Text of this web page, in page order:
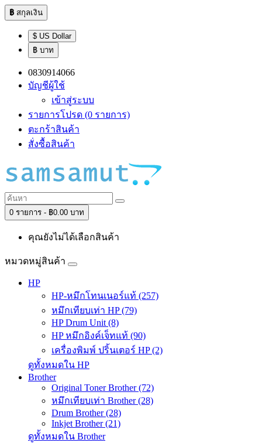
฿ สกุลเงิน
$ US Dollar
฿ บาท
0830914066
บัญชีผู้ใช้
เข้าสู่ระบบ
รายการโปรด (0 รายการ)
ตะกร้าสินค้า
สั่งซื้อสินค้า
0 รายการ - ฿0.00 บาท
คุณยังไม่ได้เลือกสินค้า
หมวดหมู่สินค้า
HP
HP-หมึกโทนเนอร์แท้ (257)
หมึกเทียบเท่า HP (79)
HP Drum Unit (8)
HP หมึกอิงค์เจ็ทแท้ (90)
เครื่องพิมพ์ ปริ้นเตอร์ HP (2)
ดูทั้งหมดใน HP
Brother
Original Toner Brother (72)
หมึกเทียบเท่า Brother (28)
Drum Brother (28)
Inkjet Brother (21)
ดูทั้งหมดใน Brother